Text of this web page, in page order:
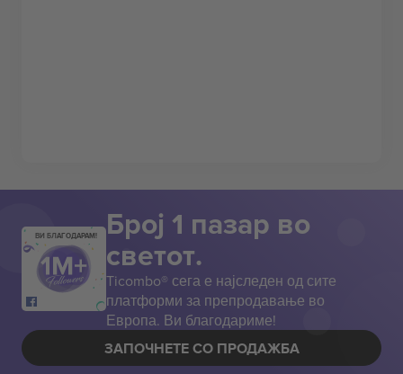
ВИ БЛАГОДАРАМ! Број 1 пазар во
светот.
Ticombo® сега е најследен од сите
платформи за препродавање во
Европа. Ви благодариме!
ЗАПОЧНЕТЕ СО ПРОДАЖБА